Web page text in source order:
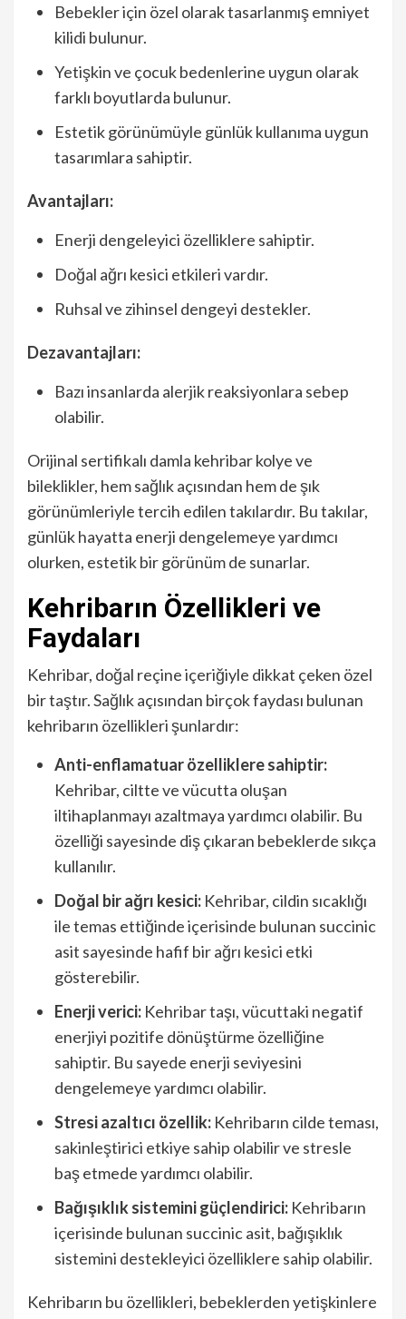
Bebekler için özel olarak tasarlanmış emniyet
kilidi bulunur.
Yetişkin ve çocuk bedenlerine uygun olarak
farklı boyutlarda bulunur.
Estetik görünümüyle günlük kullanıma uygun
tasarımlara sahiptir.
Avantajları:
Enerji dengeleyici özelliklere sahiptir.
Doğal ağrı kesici etkileri vardır.
Ruhsal ve zihinsel dengeyi destekler.
Dezavantajları:
Bazı insanlarda alerjik reaksiyonlara sebep
olabilir.
Orijinal sertifikalı damla kehribar kolye ve
bileklikler, hem sağlık açısından hem de şık
görünümleriyle tercih edilen takılardır. Bu takılar,
günlük hayatta enerji dengelemeye yardımcı
olurken, estetik bir görünüm de sunarlar.
Kehribarın Özellikleri ve
Faydaları
Kehribar, doğal reçine içeriğiyle dikkat çeken özel
bir taştır. Sağlık açısından birçok faydası bulunan
kehribarın özellikleri şunlardır:
Anti-enflamatuar özelliklere sahiptir:
Kehribar, ciltte ve vücutta oluşan
iltihaplanmayı azaltmaya yardımcı olabilir. Bu
özelliği sayesinde diş çıkaran bebeklerde sıkça
kullanılır.
Doğal bir ağrı kesici: Kehribar, cildin sıcaklığı
ile temas ettiğinde içerisinde bulunan succinic
asit sayesinde hafif bir ağrı kesici etki
gösterebilir.
Enerji verici: Kehribar taşı, vücuttaki negatif
enerjiyi pozitife dönüştürme özelliğine
sahiptir. Bu sayede enerji seviyesini
dengelemeye yardımcı olabilir.
Stresi azaltıcı özellik: Kehribarın cilde teması,
sakinleştirici etkiye sahip olabilir ve stresle
baş etmede yardımcı olabilir.
Bağışıklık sistemini güçlendirici: Kehribarın
içerisinde bulunan succinic asit, bağışıklık
sistemini destekleyici özelliklere sahip olabilir.
Kehribarın bu özellikleri, bebeklerden yetişkinlere